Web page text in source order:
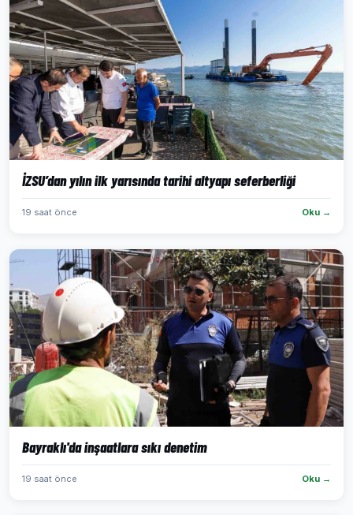
İZSU’dan yılın ilk yarısında tarihi altyapı seferberliği
19 saat önce Oku →
Bayraklı'da inşaatlara sıkı denetim
19 saat önce Oku →